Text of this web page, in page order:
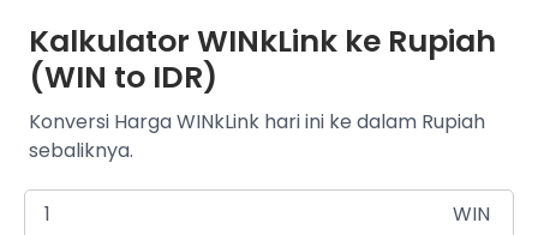
Kalkulator WINkLink ke Rupiah
(WIN to IDR)
Konversi Harga WINkLink hari ini ke dalam Rupiah
sebaliknya.
WIN